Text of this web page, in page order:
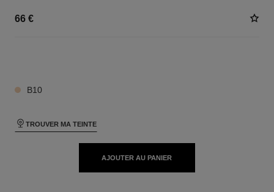
66 €
B10
TROUVER MA TEINTE
AJOUTER AU PANIER